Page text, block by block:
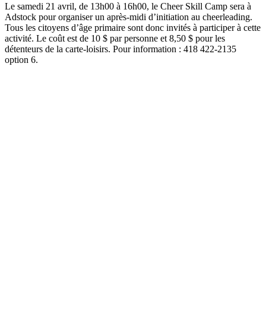
Le samedi 21 avril, de 13h00 à 16h00, le Cheer Skill Camp sera à
Adstock pour organiser un après-midi d’initiation au cheerleading.
Tous les citoyens d’âge primaire sont donc invités à participer à cette
activité. Le coût est de 10 $ par personne et 8,50 $ pour les
détenteurs de la carte-loisirs. Pour information : 418 422-2135
option 6.